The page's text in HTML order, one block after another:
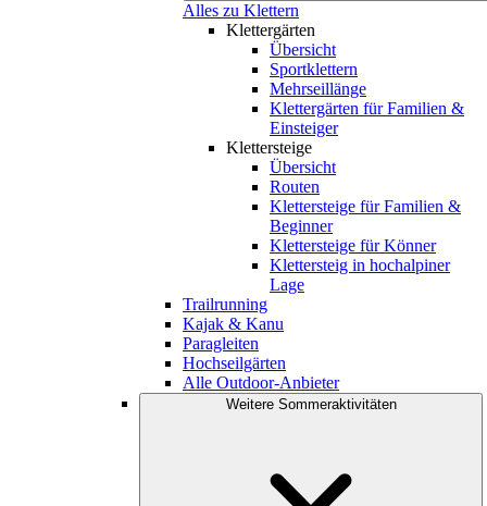
Alles zu Klettern
Klettergärten
Übersicht
Sportklettern
Mehrseillänge
Klettergärten für Familien &
Einsteiger
Klettersteige
Übersicht
Routen
Klettersteige für Familien &
Beginner
Klettersteige für Könner
Klettersteig in hochalpiner
Lage
Trailrunning
Kajak & Kanu
Paragleiten
Hochseilgärten
Alle Outdoor-Anbieter
Weitere Sommeraktivitäten